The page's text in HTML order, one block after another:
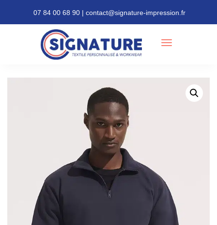
07 84 00 68 90 | contact@signature-impression.fr